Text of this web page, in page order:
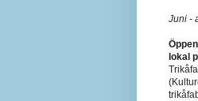
Juni -
lokal